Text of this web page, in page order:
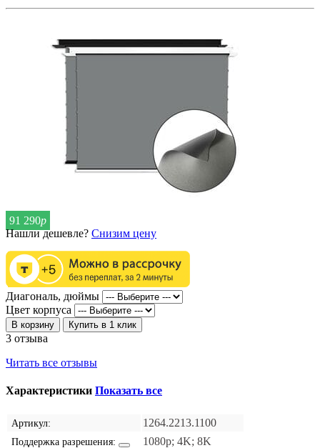
91 290р
Нашли дешевле? Снизим цену
Диагональ, дюймы
Цвет корпуса
В корзину Купить в 1 клик
3 отзыва
Читать все отзывы
Характеристики Показать все
Артикул: 1264.2213.1100
Поддержка разрешения: 1080p; 4K; 8K